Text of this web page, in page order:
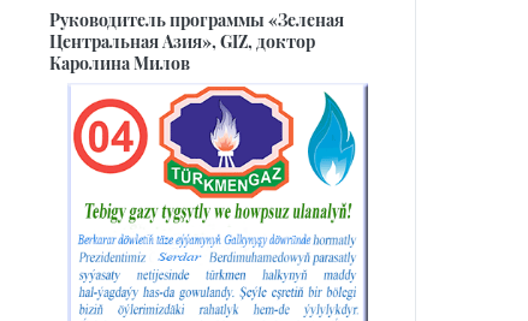
Руководитель программы «Зеленая
Центральная Азия», GIZ, доктор
Каролина Милов